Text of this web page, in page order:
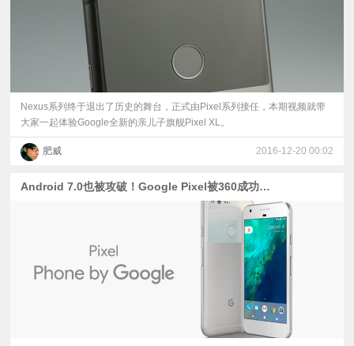
Nexus系列终于退出了历史的舞台，正式由Pixel系列接任，本期视频就带
大家一起体验Google全新的亲儿子旗舰Pixel XL。
肥威 2016-12-20 00:02
Android 7.0也被攻破！Google Pixel被360成功黑掉